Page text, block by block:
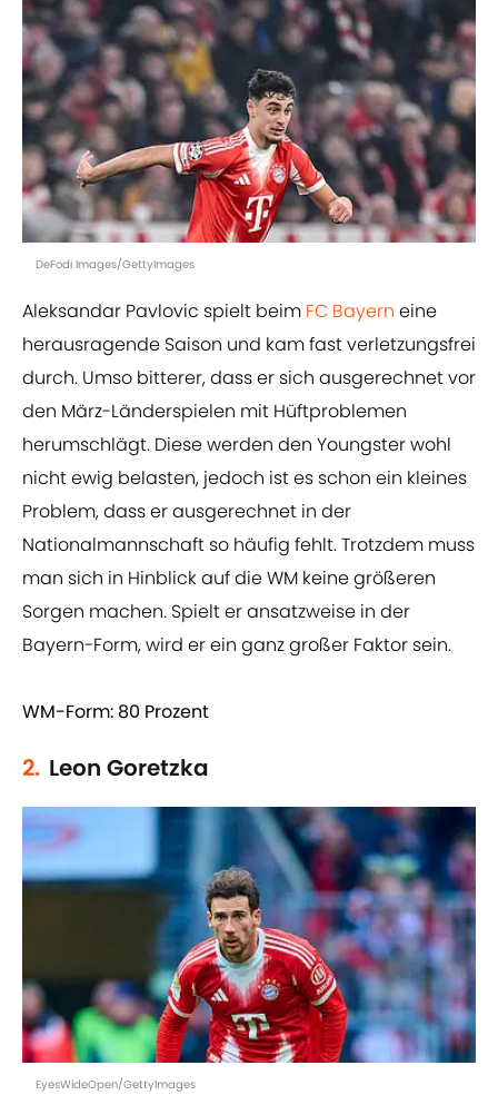
DeFodi Images/GettyImages
Aleksandar Pavlovic spielt beim FC Bayern eine
herausragende Saison und kam fast verletzungsfrei
durch. Umso bitterer, dass er sich ausgerechnet vor
den März-Länderspielen mit Hüftproblemen
herumschlägt. Diese werden den Youngster wohl
nicht ewig belasten, jedoch ist es schon ein kleines
Problem, dass er ausgerechnet in der
Nationalmannschaft so häufig fehlt. Trotzdem muss
man sich in Hinblick auf die WM keine größeren
Sorgen machen. Spielt er ansatzweise in der
Bayern-Form, wird er ein ganz großer Faktor sein.
WM-Form: 80 Prozent
2. Leon Goretzka
EyesWideOpen/GettyImages